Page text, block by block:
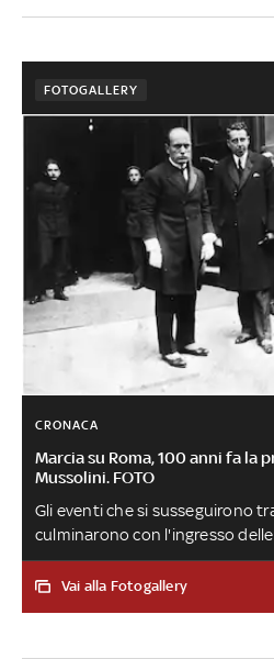
FOTOGALLERY
CRONACA
Marcia su Roma, 100 anni fa la
Mussolini. FOTO
Gli eventi che si susseguirono
culminarono con l'ingresso
Capitale e l'inzio del governo
Mussolini, rimasto poi in carica
giurò nelle mani del re e i
Vai alla Fotogallery